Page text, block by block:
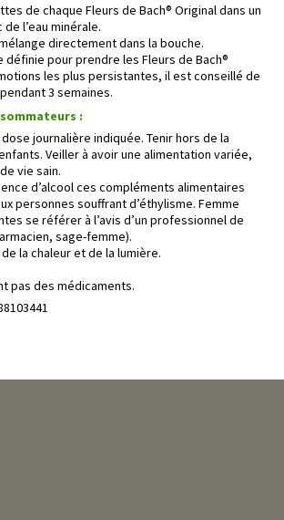
de chaque Fleurs de Bach® Original dans un
l’eau minérale.
directement dans la bouche.
définie pour prendre les Fleurs de Bach®
les plus persistantes, il est conseillé de
3 semaines.
:
journalière indiquée. Tenir hors de la
Veiller à avoir une alimentation variée,
vie sain.
d’alcool ces compléments alimentaires
personnes souffrant d’éthylisme. Femme
se référer à l’avis d’un professionnel de
sage-femme).
la chaleur et de la lumière.
pas des médicaments.